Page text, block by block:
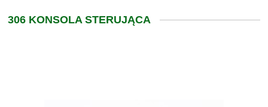
306 KONSOLA STERUJĄCA